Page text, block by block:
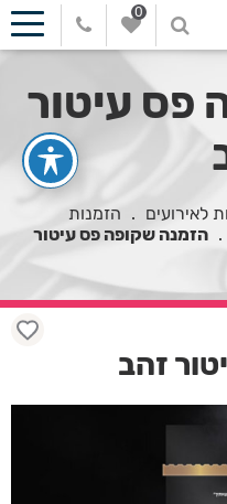
0
פס עיטור
לאירועים . הזמנות
. הזמנה שקופה פס עיטור
זהב